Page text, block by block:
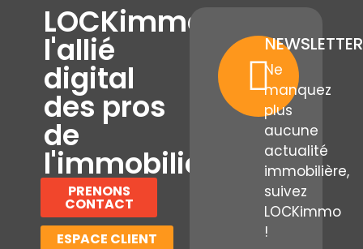
LOCKimmo,
l'allié
digital
des pros
de
l'immobilier
PRENONS
CONTACT
ESPACE CLIENT
NEWSLETTER
Ne
manquez
plus
aucune
actualité
immobilière,
suivez
LOCKimmo
!